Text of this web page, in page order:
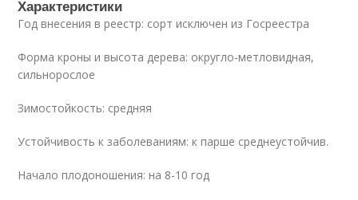
Характеристики
Год внесения в реестр: сорт исключен из Госреестра
Форма кроны и высота дерева: округло-метловидная,
сильнорослое
Зимостойкость: средняя
Устойчивость к заболеваниям: к парше среднеустойчив.
Начало плодоношения: на 8-10 год